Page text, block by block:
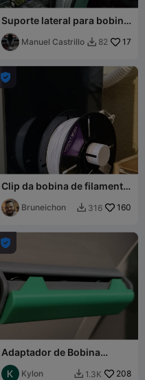
Suporte lateral para bobina
de filamento Creality K1
Manuel Castrillo  82 17

Clip da bobina de filamento
da K1 (K1/K1Max/K1C)
Bruneichon  316 160

Adaptador de Bobina
SUNLU para Creality CFS
Kylon  1.3K 208